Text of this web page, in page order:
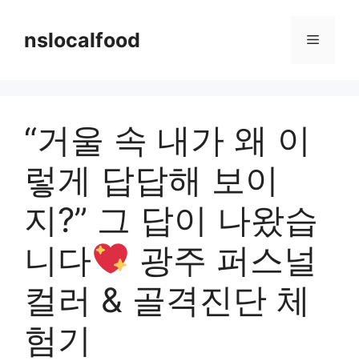
contentnslocalfood Menu
“거울 속 내가 왜 이
렇게 답답해 보이
지?” 그 답이 나왔습
니다
광주 퍼스널
컬러 & 골격진단 체
험기